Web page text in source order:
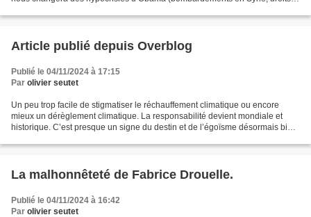
Article publié depuis Overblog
Publié le 04/11/2024 à 17:15
Par olivier seutet
Un peu trop facile de stigmatiser le réchauffement climatique ou encore
mieux un dérèglement climatique. La responsabilité devient mondiale et
historique. C’est presque un signe du destin et de l’égoïsme désormais bien
La malhonnêteté de Fabrice Drouelle.
Publié le 04/11/2024 à 16:42
Par olivier seutet